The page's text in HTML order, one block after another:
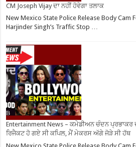
CM Joseph Vijay ਦਾ ਨਹੀਂ ਹੋਵੇਗਾ ਤਲਾਕ
New Mexico State Police Release Body Cam
Harjinder Singh’s Traffic Stop …
Entertainment News – ਕਮੇਡੀਅਨ ਚੰਦਨ ਪ੍ਰਭਾਕਰ
ਰਿਜੈਕਟ ਹੋ ਗਏ ਸੀ ਕਪਿਲ, ਮੈਂ ਮੇਕਰਸ ਅੱਗੇ ਜੋੜੇ ਸੀ ਹੱਥ